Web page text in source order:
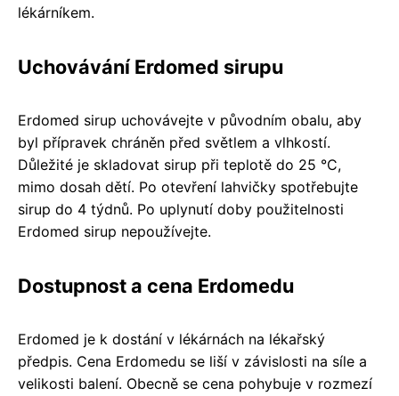
lékárníkem.
Uchovávání Erdomed sirupu
Erdomed sirup uchovávejte v původním obalu, aby
byl přípravek chráněn před světlem a vlhkostí.
Důležité je skladovat sirup při teplotě do 25 °C,
mimo dosah dětí. Po otevření lahvičky spotřebujte
sirup do 4 týdnů. Po uplynutí doby použitelnosti
Erdomed sirup nepoužívejte.
Dostupnost a cena Erdomedu
Erdomed je k dostání v lékárnách na lékařský
předpis. Cena Erdomedu se liší v závislosti na síle a
velikosti balení. Obecně se cena pohybuje v rozmezí